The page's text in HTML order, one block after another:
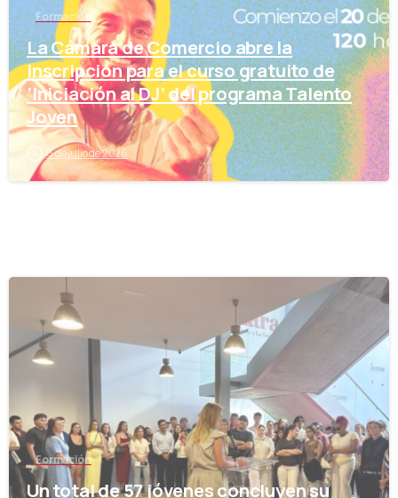
Formación
La Cámara de Comercio abre la
inscripción para el curso gratuito de
‘Iniciación al DJ’ del programa Talento
Joven
8 de julio de 2026
Formación
Un total de 57 jóvenes concluyen su